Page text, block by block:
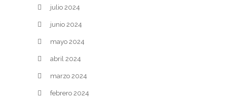
julio 2024
junio 2024
mayo 2024
abril 2024
marzo 2024
febrero 2024